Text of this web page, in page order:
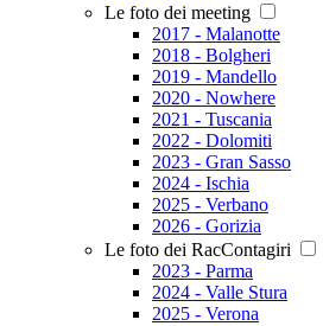
Le foto dei meeting
2017 - Malanotte
2018 - Bolgheri
2019 - Mandello
2020 - Nowhere
2021 - Tuscania
2022 - Dolomiti
2023 - Gran Sasso
2024 - Ischia
2025 - Verbano
2026 - Gorizia
Le foto dei RacContagiri
2023 - Parma
2024 - Valle Stura
2025 - Verona